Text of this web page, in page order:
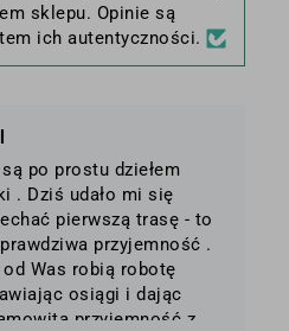
sklepu. Opinie są
ich autentyczności.
są po prostu dziełem
. Dziś udało mi się
pierwszą trasę - to
prawdziwa przyjemność .
od Was robią robotę
osiągi i dając
przyjemność z